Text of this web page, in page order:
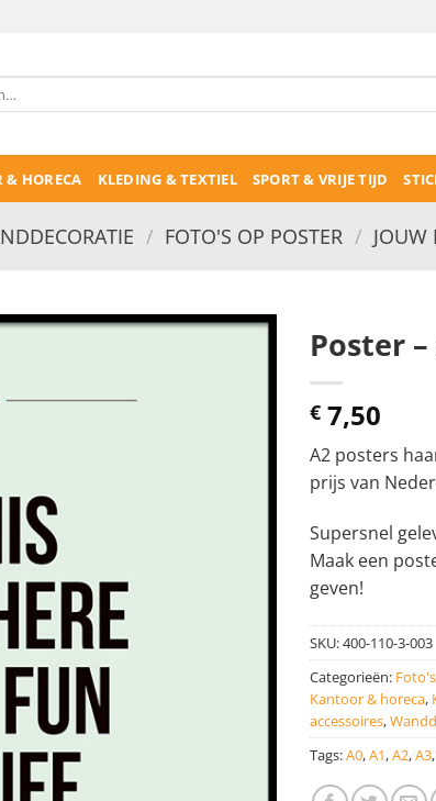
& HORECA KLEDING & TEXTIEL SPORT & VRIJE TIJD
/ FOTO'S OP POSTER / JOUW
Poster –
€ 7,50
A2 posters
prijs van
Supersnel
Maak een
geven!
SKU:400-110-3-003
Categorieën:
Kantoor & horeca,
accessoires,
Tags:A0,A1,A2,A3,